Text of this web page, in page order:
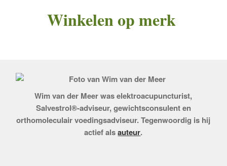
'Voeding
tegen
Winkelen op merk
Wim van der Meer was elektroacupuncturist,
Salvestrol®-adviseur, gewichtsconsulent en
orthomoleculair voedingsadviseur. Tegenwoordig is hij
actief alsauteur.